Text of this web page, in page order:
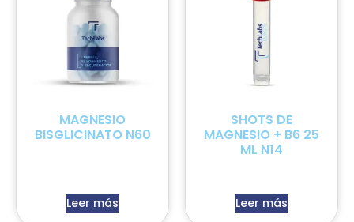
MAGNESIO
BISGLICINATO N60
Leer más
SHOTS DE
MAGNESIO + B6 25
ML N14
Leer más